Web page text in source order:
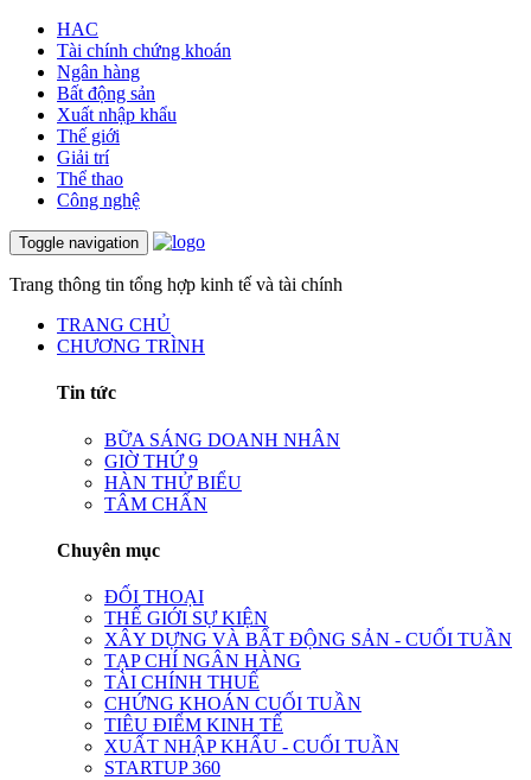
HAC
Tài chính chứng khoán
Ngân hàng
Bất động sản
Xuất nhập khẩu
Thế giới
Giải trí
Thể thao
Công nghệ
Toggle navigation
Trang thông tin tổng hợp kinh tế và tài chính
TRANG CHỦ
CHƯƠNG TRÌNH
Tin tức
BỮA SÁNG DOANH NHÂN
GIỜ THỨ 9
HÀN THỬ BIỂU
TÂM CHẤN
Chuyên mục
ĐỐI THOẠI
THẾ GIỚI SỰ KIỆN
XÂY DỰNG VÀ BẤT ĐỘNG SẢN - CUỐI TUẦN
TẠP CHÍ NGÂN HÀNG
TÀI CHÍNH THUẾ
CHỨNG KHOÁN CUỐI TUẦN
TIÊU ĐIỂM KINH TẾ
XUẤT NHẬP KHẨU - CUỐI TUẦN
STARTUP 360